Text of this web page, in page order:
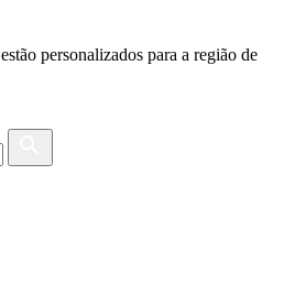
estão personalizados para a região de